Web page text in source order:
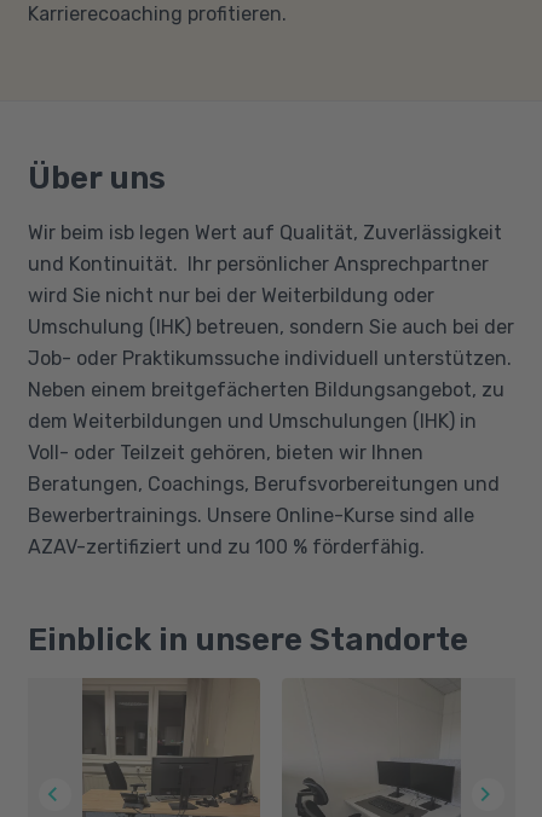
Karrierecoaching profitieren.
Über uns
Wir beim isb legen Wert auf Qualität, Zuverlässigkeit
und Kontinuität. Ihr persönlicher Ansprechpartner
wird Sie nicht nur bei der Weiterbildung oder
Umschulung (IHK) betreuen, sondern Sie auch bei der
Job- oder Praktikumssuche individuell unterstützen.
Neben einem breitgefächerten Bildungsangebot, zu
dem Weiterbildungen und Umschulungen (IHK) in
Voll- oder Teilzeit gehören, bieten wir Ihnen
Beratungen, Coachings, Berufsvorbereitungen und
Bewerbertrainings. Unsere Online-Kurse sind alle
AZAV-zertifiziert und zu 100 % förderfähig.
Einblick in unsere Standorte